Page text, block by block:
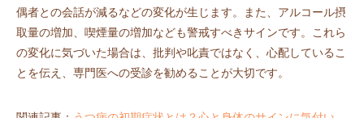
偶者との会話が減るなどの変化が生じます。また、アルコール摂
取量の増加、喫煙量の増加なども警戒すべきサインです。これら
の変化に気づいた場合は、批判や叱責ではなく、心配しているこ
とを伝え、専門医への受診を勧めることが大切です。